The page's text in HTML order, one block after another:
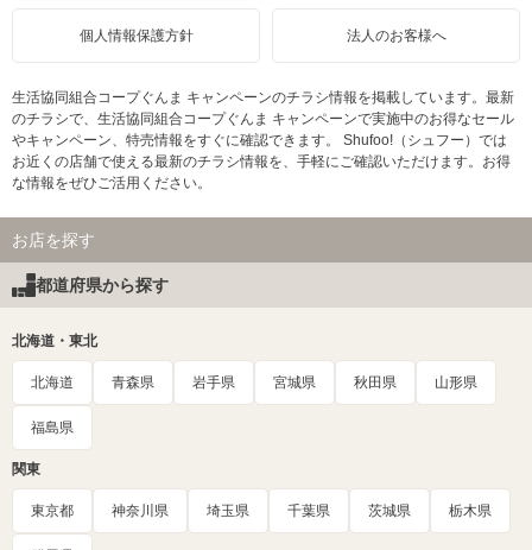
個人情報保護方針 法人のお客様へ
生活協同組合コープぐんま キャンペーンのチラシ情報を掲載しています。最新
のチラシで、生活協同組合コープぐんま キャンペーンで実施中のお得なセール
やキャンペーン、特売情報をすぐに確認できます。 Shufoo!（シュフー）では
お近くの店舗で使える最新のチラシ情報を、手軽にご確認いただけます。お得
な情報をぜひご活用ください。
お店を探す
都道府県から探す
北海道・東北
北海道 青森県 岩手県 宮城県 秋田県 山形県
福島県
関東
東京都 神奈川県 埼玉県 千葉県 茨城県 栃木県